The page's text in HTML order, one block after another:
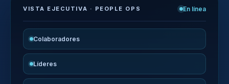
VISTA EJECUTIVA · PEOPLE OPS En línea
Colaboradores
Líderes